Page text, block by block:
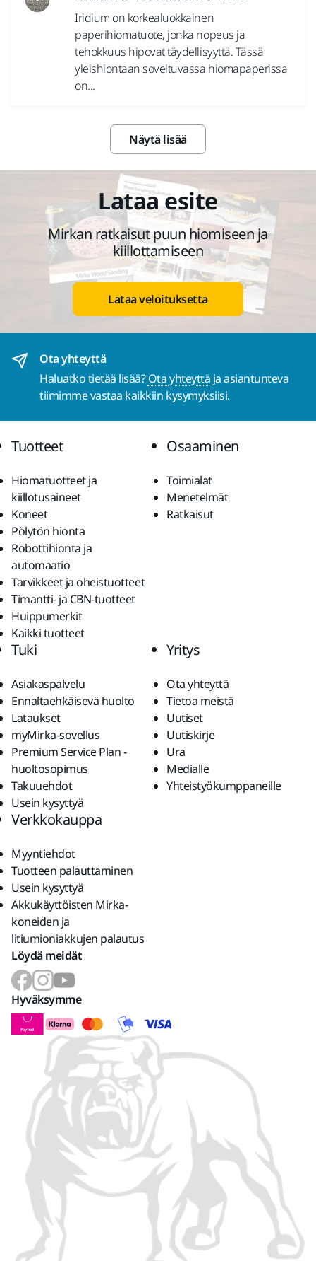
Iridium on korkealuokkainen
paperihiomatuote, jonka nopeus ja
tehokkuus hipovat täydellisyyttä. Tässä
yleishiontaan soveltuvassa hiomapaperissa
on...
Näytä lisää
Lataa esite
Mirkan ratkaisut puun hiomiseen ja
kiillottamiseen
Lataa veloituksetta
Ota yhteyttä
Haluatko tietää lisää?Ota yhteyttä ja asiantunteva
tiimimme vastaa kaikkiin kysymyksiisi.
Tuotteet
Hiomatuotteet ja
kiillotusaineet
Koneet
Pölytön hionta
Robottihionta ja
automaatio
Tarvikkeet ja oheistuotteet
Timantti- ja CBN-tuotteet
Huippumerkit
Kaikki tuotteet
Osaaminen
Toimialat
Menetelmät
Ratkaisut
Tuki
Asiakaspalvelu
Ennaltaehkäisevä huolto
Lataukset
myMirka-sovellus
Premium Service Plan -
huoltosopimus
Takuuehdot
Usein kysyttyä
Yritys
Ota yhteyttä
Tietoa meistä
Uutiset
Uutiskirje
Ura
Medialle
Yhteistyökumppaneille
Verkkokauppa
Myyntiehdot
Tuotteen palauttaminen
Usein kysyttyä
Akkukäyttöisten Mirka-
koneiden ja
litiumioniakkujen palautus
Löydä meidät
Hyväksymme